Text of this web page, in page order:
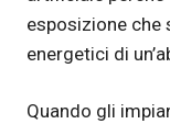
esposizione che
energetici di
Quando gli